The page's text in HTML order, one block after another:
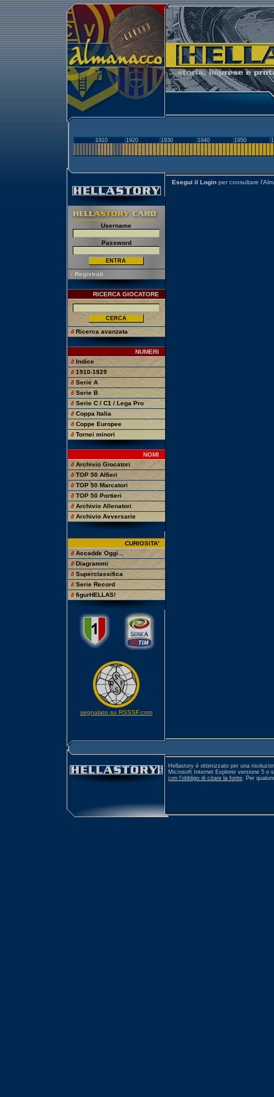
1910 1920 1930 1940 1950
Username
Password
[ Registrati
RICERCA GIOCATORE
∂ Ricerca avanzata
NUMERI
∂ Indice
∂ 1910-1929
∂ Serie A
∂ Serie B
∂ Serie C / C1 / Lega Pro
∂ Coppa Italia
∂ Coppe Europee
∂ Tornei minori
NOMI
∂ Archivio Giocatori
∂ TOP 50 Alfieri
∂ TOP 50 Marcatori
∂ TOP 50 Portieri
∂ Archivio Allenatori
∂ Archivio Avversarie
CURIOSITA'
∂ Accadde Oggi...
∂ Diagrammi
∂ Superclassifica
∂ Serie Record
∂ figurHELLAS!
segnalato su RSSSF.com
Esegui il Login per consultare
Hellastory è ottimizzato per una
Microsoft Internet Explorer versione 5 o
con l'obbligo di citare la fonte. Per